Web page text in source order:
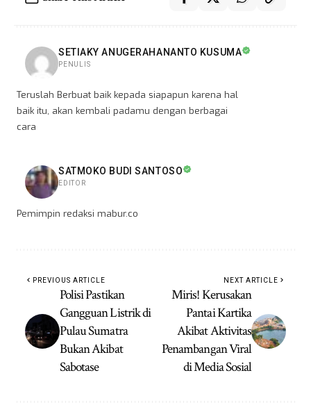
SETIAKY ANUGERAHANANTO KUSUMA
PENULIS
Teruslah Berbuat baik kepada siapapun karena hal
baik itu, akan kembali padamu dengan berbagai
cara
SATMOKO BUDI SANTOSO
EDITOR
Pemimpin redaksi mabur.co
PREVIOUS ARTICLE
Polisi Pastikan
Gangguan Listrik di
Pulau Sumatra
Bukan Akibat
Sabotase
NEXT ARTICLE
Miris! Kerusakan
Pantai Kartika
Akibat Aktivitas
Penambangan Viral
di Media Sosial